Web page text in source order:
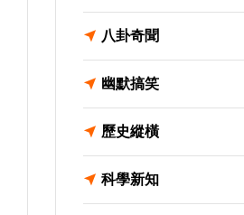
八卦奇聞
幽默搞笑
歷史縱橫
科學新知